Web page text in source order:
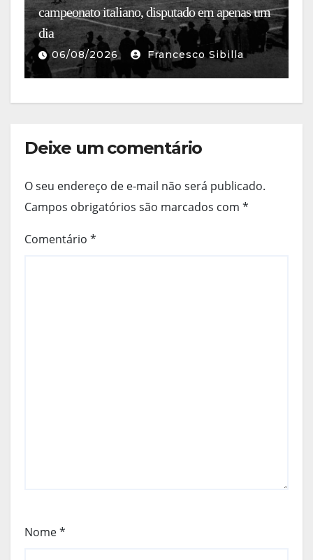
campeonato italiano, disputado em apenas um
dia
06/08/2026 Francesco Sibilla
Deixe um comentário
O seu endereço de e-mail não será publicado.
Campos obrigatórios são marcados com *
Comentário *
Nome*